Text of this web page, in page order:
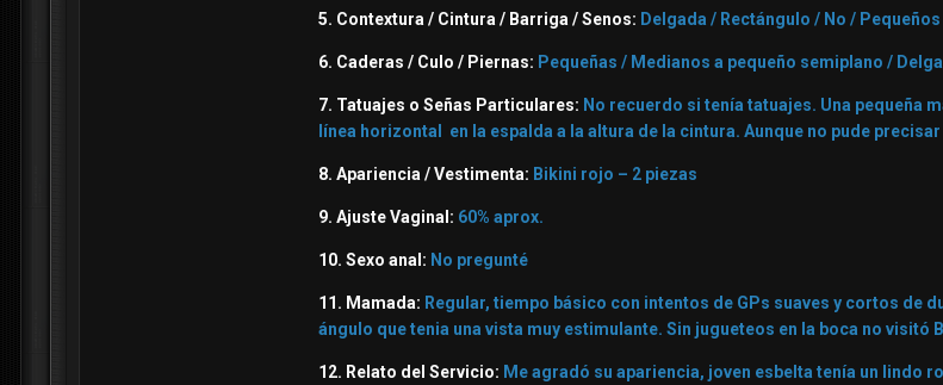
5. Contextura / Cintura / Barriga / Senos: Delgada / Rectángulo / No / Pequeños
6. Caderas / Culo / Piernas: Pequeñas / Medianos a pequeño semiplano /
7. Tatuajes o Señas Particulares: No recuerdo si tenía tatuajes. Una pequeña
línea horizontal en la espalda a la altura de la cintura. Aunque no pude
8. Apariencia / Vestimenta: Bikini rojo – 2 piezas
9. Ajuste Vaginal: 60% aprox.
10. Sexo anal: No pregunté
11. Mamada: Regular, tiempo básico con intentos de GPs suaves y cortos de
ángulo que tenia una vista muy estimulante. Sin jugueteos en la boca no visitó
12. Relato del Servicio: Me agradó su apariencia, joven esbelta tenía un lindo